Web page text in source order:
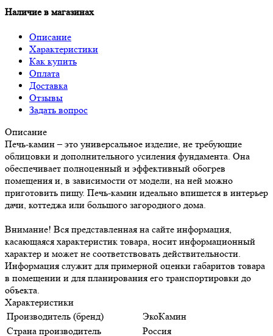
Наличие в магазинах
Описание
Характеристики
Как купить
Оплата
Доставка
Отзывы
Задать вопрос
Описание
Печь-камин – это универсальное изделие, не требующие
облицовки и дополнительного усиления фундамента. Она
обеспечивает полноценный и эффективный обогрев
помещения и, в зависимости от модели, на ней можно
приготовить пищу. Печь-камин идеально впишется в интерьер
дачи, коттеджа или большого загородного дома.
Внимание! Вся представленная на сайте информация,
касающаяся характеристик товара, носит информационный
характер и может не соответствовать действительности.
Информация служит для примерной оценки габаритов товара
в помещении и для планирования его транспортировки до
объекта.
Характеристики
Производитель (бренд)
ЭкоКамин
Страна производитель
Россия